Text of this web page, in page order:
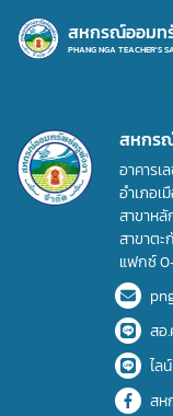
สหกรณ์ออมท
PHANG NGA TEACHER'S
สหกร
อาคารเ
อำเภอ
สาขาหลั
สาขาตะ
แฟกซ์
สอ
ไล
สห